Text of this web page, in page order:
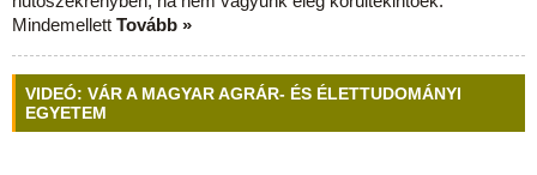
Mindemellett Tovább »
VIDEÓ: VÁR A MAGYAR AGRÁR- ÉS ÉLETTUDOMÁNYI
EGYETEM